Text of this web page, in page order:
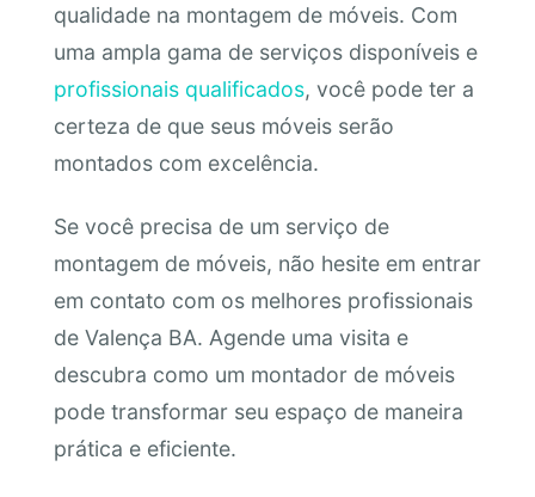
qualidade na montagem de móveis. Com
uma ampla gama de serviços disponíveis e
profissionais qualificados, você pode ter a
certeza de que seus móveis serão
montados com excelência.
Se você precisa de um serviço de
montagem de móveis, não hesite em entrar
em contato com os melhores profissionais
de Valença BA. Agende uma visita e
descubra como um montador de móveis
pode transformar seu espaço de maneira
prática e eficiente.